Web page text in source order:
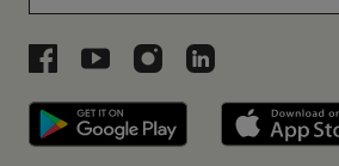
Libri a Facebookon
Libri a Youtube-on
Libri az Instagramon
Libri a
Libri applikáció